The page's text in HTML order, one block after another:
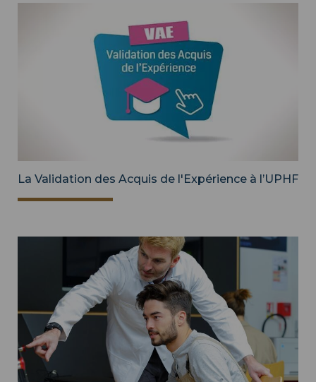
La Validation des Acquis de l'Expérience à l’UPHF